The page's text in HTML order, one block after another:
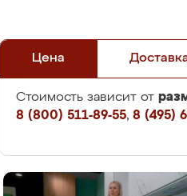
Цена
Стоимость зависит от
8 (800) 511-89-55, 8 (495)